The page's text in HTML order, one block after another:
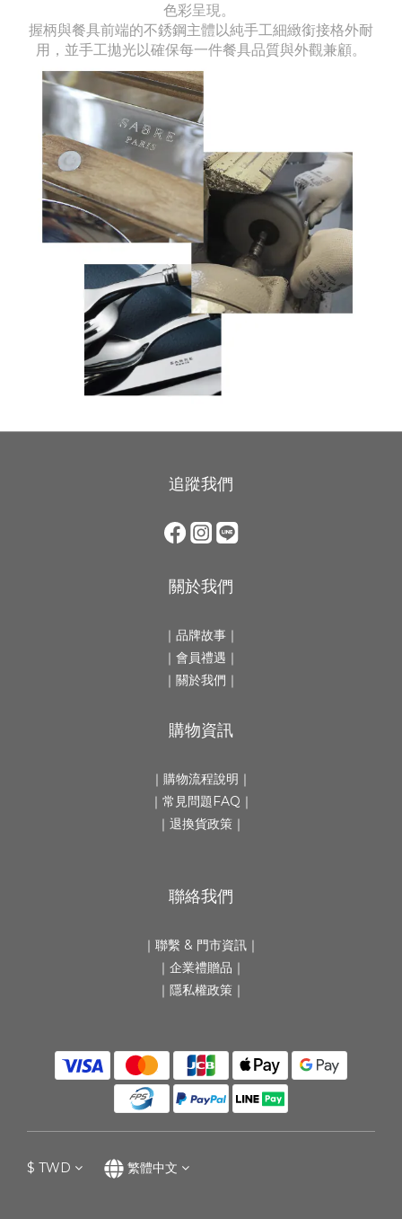
色彩呈現。
握柄與餐具前端的不銹鋼主體以純手工細緻銜接格外耐
用，並手工拋光以確保每一件餐具品質與外觀兼顧。
追蹤我們
關於我們
｜ 品牌故事 ｜
｜會員禮遇｜
｜ 關於我們 ｜
購物資訊
｜ 購物流程說明 ｜
｜ 常見問題FAQ ｜
｜ 退換貨政策 ｜
聯絡我們
｜ 聯繫 & 門市資訊 ｜
｜ 企業禮贈品 ｜
｜隱私權政策｜
$ TWD 繁體中文